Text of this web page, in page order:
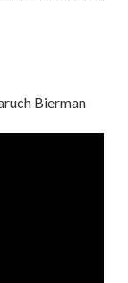
Bierman